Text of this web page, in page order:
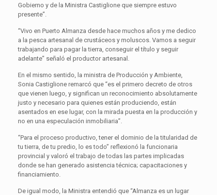
Gobierno y de la Ministra Castiglione que siempre estuvo
presente”.
“Vivo en Puerto Almanza desde hace muchos años y me dedico
a la pesca artesanal de crustáceos y moluscos. Vamos a seguir
trabajando para pagar la tierra, conseguir el título y seguir
adelante” señaló el productor artesanal.
En el mismo sentido, la ministra de Producción y Ambiente,
Sonia Castiglione remarcó que “es el primero decreto de otros
que vienen luego, y significan un reconocimiento absolutamente
justo y necesario para quienes están produciendo, están
asentados en ese lugar, con la mirada puesta en la producción y
no en una especulación inmobiliaria”.
“Para el proceso productivo, tener el dominio de la titularidad de
tu tierra, de tu predio, lo es todo” reflexionó la funcionaria
provincial y valoró el trabajo de todas las partes implicadas
donde se han generado asistencia técnica; capacitaciones y
financiamiento.
De igual modo, la Ministra entendió que “Almanza es un lugar